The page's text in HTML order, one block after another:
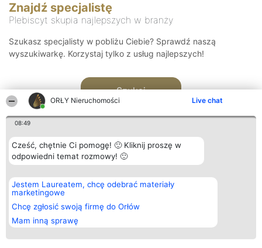
ORŁY Nieruchomości Live chat
08:49
Cześć, chętnie Ci pomogę! 🙂 Kliknij proszę w
odpowiedni temat rozmowy! 🙂
Jestem Laureatem, chcę odebrać materiały
marketingowe
Chcę zgłosić swoją firmę do Orłów
Mam inną sprawę
Znajdź specjalistę
Plebiscyt skupia najlepszych w branży
Szukasz specjalisty w pobliżu Ciebie? Sprawdź naszą
wyszukiwarkę. Korzystaj tylko z usług najlepszych!
Szukaj
Organizator plebiscytu
Bright Side Solutions sp. z o.
o. sp. k.
ul. Ruska 22
Wrocław 50-079
KRS 0000749100 | Regon
381313360 | NIP 8943132676
Plebiscyt
Laureaci
wszystkich
Laureatów
Regulamin
Kontakt
Kontakt